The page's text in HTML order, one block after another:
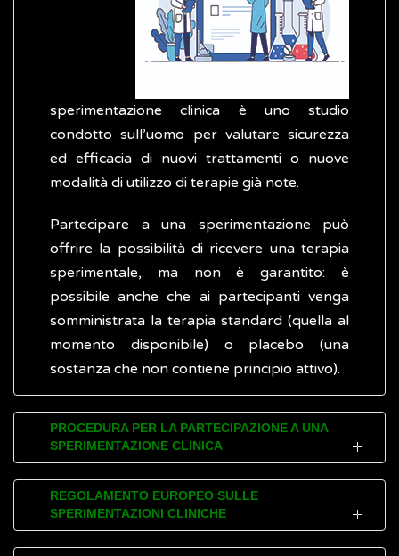
sperimentazione clinica è uno studio
condotto sull’uomo per valutare sicurezza
ed efficacia di nuovi trattamenti o nuove
modalità di utilizzo di terapie già note.
Partecipare a una sperimentazione può
offrire la possibilità di ricevere una terapia
sperimentale, ma non è garantito: è
possibile anche che ai partecipanti venga
somministrata la terapia standard (quella al
momento disponibile) o placebo (una
sostanza che non contiene principio attivo).
PROCEDURA PER LA PARTECIPAZIONE A UNA
SPERIMENTAZIONE CLINICA
Tutte le informazioni riguardanti la
sperimentazione clinica sono descritte
REGOLAMENTO EUROPEO SULLE
SPERIMENTAZIONI CLINICHE